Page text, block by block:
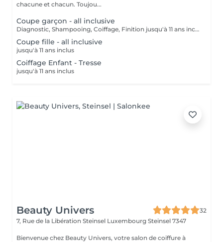
chacune et chacun. Toujou...
Coupe garçon - all inclusive
Diagnostic, Shampooing, Coiffage, Finition jusqu'à 11 ans inclus
Coupe fille - all inclusive
jusqu'à 11 ans inclus
Coiffage Enfant - Tresse
jusqu'à 11 ans inclus
Beauty Univers
32
7, Rue de la Libération Steinsel Luxembourg Steinsel 7347
Bienvenue chez Beauty Univers, votre salon de coiffure à